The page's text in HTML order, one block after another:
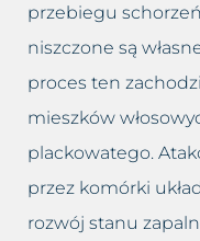
Sucha –
Suche
Łojotokowe
głowy
Łupież
Usuwanie
zaskórników
Usuwanie
oczami
Usuwanie
przebiegu
niszczone są
proces ten
mieszków
plackowatego.
przez komórki
rozwój stanu